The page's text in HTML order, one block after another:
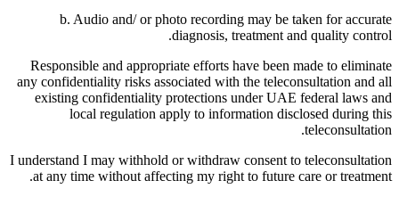
b. Audio and/ or photo recording may be taken for accurate
diagnosis, treatment and quality control.
Responsible and appropriate efforts have been made to eliminate
any confidentiality risks associated with the teleconsultation and all
existing confidentiality protections under UAE federal laws and
local regulation apply to information disclosed during this
teleconsultation.
I understand I may withhold or withdraw consent to teleconsultation
at any time without affecting my right to future care or treatment.